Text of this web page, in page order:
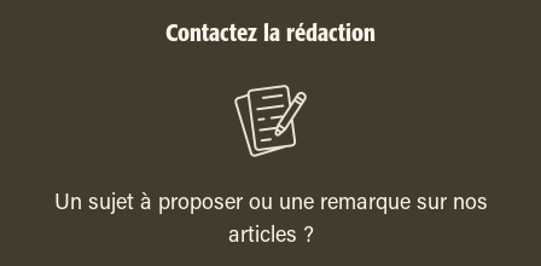
Contactez la rédaction
Un sujet à proposer ou une remarque sur nos
articles ?